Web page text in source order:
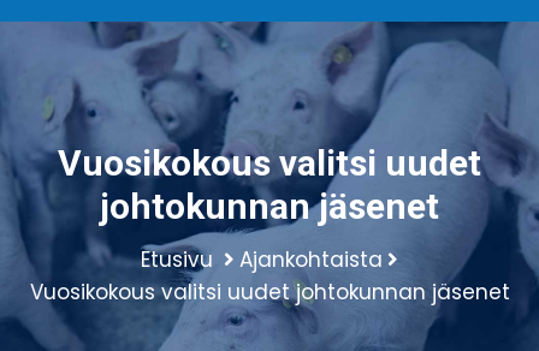
Vuosikokous valitsi uudet
johtokunnan jäsenet
Etusivu
Ajankohtaista
Vuosikokous valitsi uudet johtokunnan jäsenet